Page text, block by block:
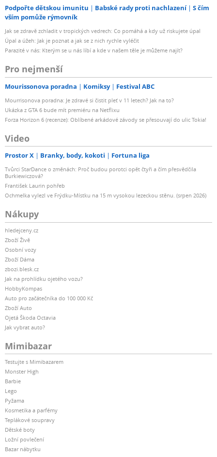
Podpořte dětskou imunitu Babské rady proti nachlazení
S čím
vším pomůže rýmovník
Jak se zdravě zchladit v tropických vedrech: Co pomáhá a kdy už riskujete úpal
Úpal a úžeh: Jak je poznat a jak se z nich rychle vyléčit
Parazité v nás: Kterým se u nás líbí a kde v našem těle je můžeme najít?
Pro nejmenší
Mourissonova poradna Komiksy Festival ABC
Mourrisonova poradna: Je zdravé si čistit pleť v 11 letech? Jak na to?
Ukázka z GTA 6 bude mít premiéru na Netflixu
Forza Horizon 6 (recenze): Oblíbené arkádové závody se přesouvají do ulic Tokia!
Video
Prostor X Branky, body, kokoti Fortuna liga
Tvůrci StarDance o změnách: Proč budou porotci opět čtyři a čím přesvědčila
Burkiewiczová?
František Laurin pohřeb
Ochmelka vylezl ve Frýdku-Místku na 15 m vysokou lezeckou stěnu. (srpen 2026)
Nákupy
hledejceny.cz
Zboží Živě
Osobní vozy
Zboží Dáma
zbozi.blesk.cz
Jak na prohlídku ojetého vozu?
HobbyKompas
Auto pro začátečníka do 100 000 Kč
Zboží Auto
Ojetá Škoda Octavia
Jak vybrat auto?
Mimibazar
Testujte s Mimibazarem
Monster High
Barbie
Lego
Pyžama
Kosmetika a parfémy
Teplákové soupravy
Dětské boty
Ložní povlečení
Bazar nábytku